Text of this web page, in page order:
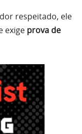
respeitado, ele
exige prova de